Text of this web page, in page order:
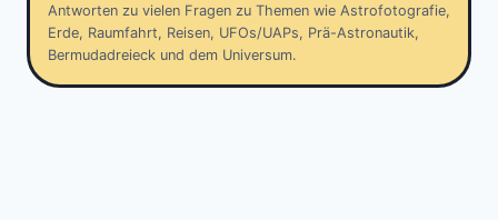
Antworten zu vielen Fragen zu Themen wie Astrofotografie,
Erde, Raumfahrt, Reisen, UFOs/UAPs, Prä-Astronautik,
Bermudadreieck und dem Universum.